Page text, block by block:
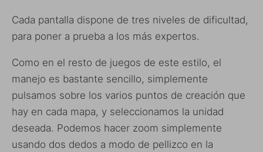
Cada pantalla dispone de tres niveles de dificultad,
para poner a prueba a los más expertos.
Como en el resto de juegos de este estilo, el
manejo es bastante sencillo, simplemente
pulsamos sobre los varios puntos de creación que
hay en cada mapa, y seleccionamos la unidad
deseada. Podemos hacer zoom simplemente
usando dos dedos a modo de pellizco en la